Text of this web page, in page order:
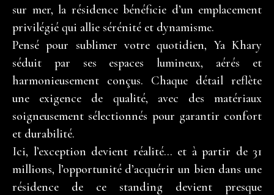
sur mer, la résidence bénéficie d’un emplacement
privilégié qui allie sérénité et dynamisme.
Pensé pour sublimer votre quotidien, Ya Khary
séduit par ses espaces lumineux, aérés et
harmonieusement conçus. Chaque détail reflète
une exigence de qualité, avec des matériaux
soigneusement sélectionnés pour garantir confort
et durabilité.
Ici, l’exception devient réalité… et à partir de 31
millions, l’opportunité d’acquérir un bien dans une
résidence de ce standing devient presque